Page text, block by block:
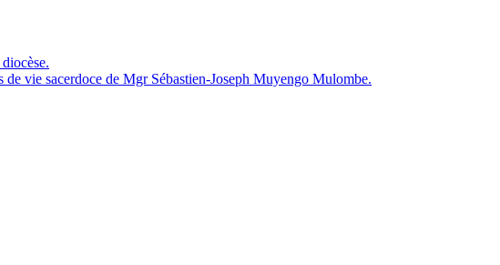
vie sacerdoce de Mgr Sébastien-Joseph Muyengo Mulombe.